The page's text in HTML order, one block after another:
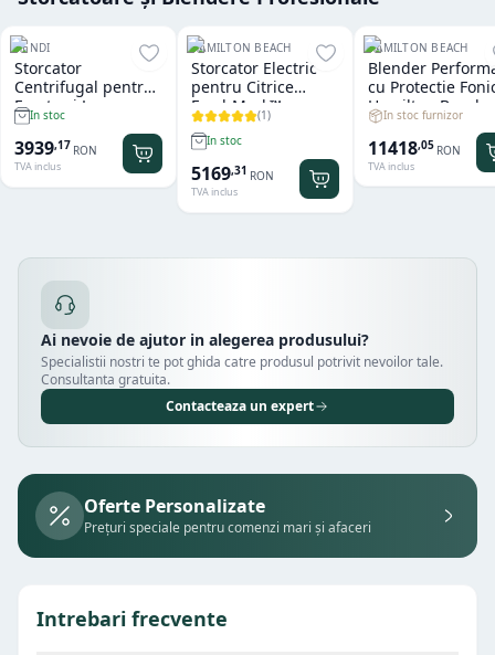
HENDI
Storcator
Centrifugal pentru
Fructe si Legume
Hendi
In stoc
3939,17 RON
TVA inclus
HAMILTON BEACH
Storcator Electric
pentru Citrice
FreshMark™
Hamilton Beach
(1)
In stoc
5169,31 RON
TVA inclus
HAMILTON BEACH
Blender
cu Protectie
Hamilton Beach
Summit® Edge
In stoc furnizor
11418,05 RON
TVA inclus
Ai nevoie de ajutor in alegerea produsului?
Specialistii nostri te pot ghida catre produsul potrivit nevoilor tale.
Consultanta gratuita.
Contacteaza un expert
Oferte Personalizate
Prețuri speciale pentru comenzi mari și afaceri
Intrebari frecvente